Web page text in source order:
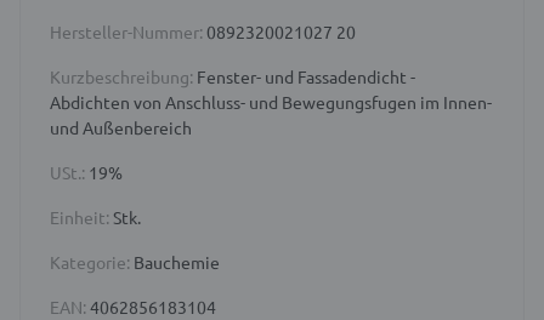
Hersteller-Nummer: 0892320021027 20
Kurzbeschreibung: Fenster- und Fassadendicht -
Abdichten von Anschluss- und Bewegungsfugen im Innen-
und Außenbereich
USt.: 19%
Einheit: Stk.
Kategorie: Bauchemie
EAN: 4062856183104